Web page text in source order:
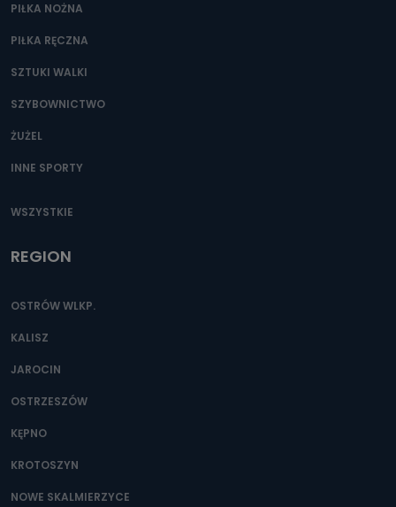
PIŁKA NOŻNA
PIŁKA RĘCZNA
SZTUKI WALKI
SZYBOWNICTWO
ŻUŻEL
INNE SPORTY
WSZYSTKIE
REGION
OSTRÓW WLKP.
KALISZ
JAROCIN
OSTRZESZÓW
KĘPNO
KROTOSZYN
NOWE SKALMIERZYCE